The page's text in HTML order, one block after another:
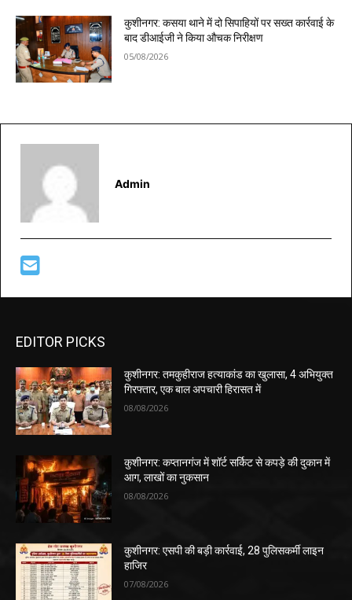
कुशीनगर: कसया थाने में दो सिपाहियों पर सख्त कार्रवाई के
बाद डीआईजी ने किया औचक निरीक्षण
05/08/2026
Admin
EDITOR PICKS
कुशीनगर: तमकुहीराज हत्याकांड का खुलासा, 4 अभियुक्त
गिरफ्तार, एक बाल अपचारी हिरासत में
08/08/2026
कुशीनगर: कप्तानगंज में शॉर्ट सर्किट से कपड़े की दुकान में
आग, लाखों का नुकसान
08/08/2026
कुशीनगर: एसपी की बड़ी कार्रवाई, 28 पुलिसकर्मी लाइन
हाजिर
07/08/2026